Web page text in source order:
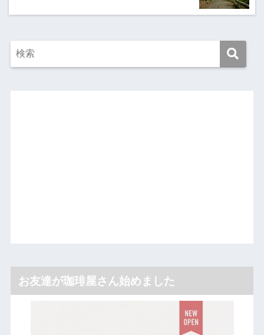
お友達が珈琲屋さん始めました